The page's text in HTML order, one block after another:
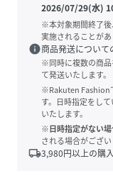
2026/07/29(水)
※本対象期間終了後
実施されることがあ
info商品発送について
※同時に複数の商品
て発送いたします。
※Rakuten Fashion
す。日時指定をし
いたします。
※日時指定がない場
される場合がござ
local_shipping3,980円以上の購